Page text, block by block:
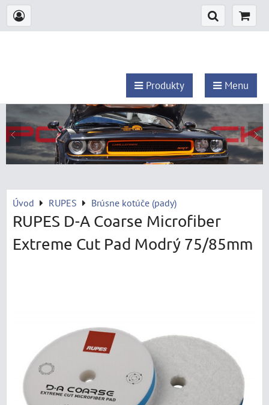
Produkty Menu
Úvod RUPES Brúsne kotúče (pady)
RUPES D-A Coarse Microfiber
Extreme Cut Pad Modrý 75/85mm